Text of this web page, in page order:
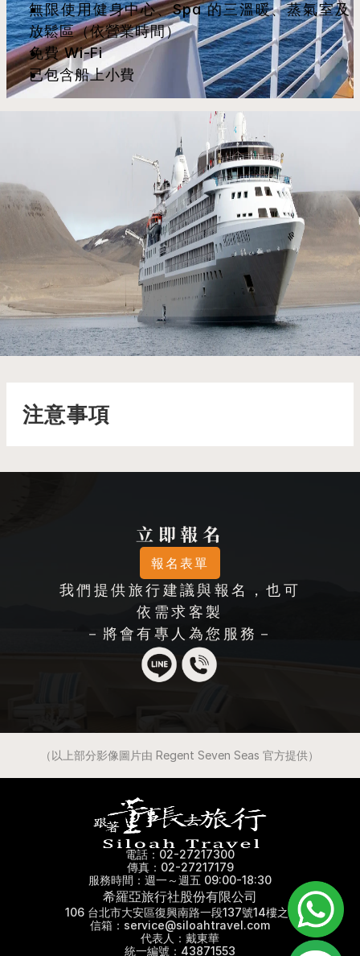
無限使用健身中心、Spa 的三溫暖、蒸氣室及
放鬆區（依營業時間）
免費 Wi-Fi
已包含船上小費
銀風號 Silver Wind
了解更多
注意事項
立即報名
報名表單
我們提供旅行建議與報名，也可
依需求客製
－將會有專人為您服務－
（以上部分影像圖片由 Regent Seven Seas 官方提供）
電話：02-27217300
傳真：02-27217179
服務時間：週一～週五 09:00-18:30
希羅亞旅行社股份有限公司
106 台北市大安區復興南路一段137號14樓之3
信箱：service@siloahtravel.com
代表人：戴東華
統一編號：43871553